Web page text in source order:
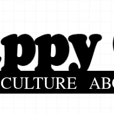
CULTURE